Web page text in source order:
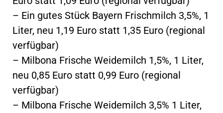
– Ein gutes Stück Bayern Frischmilch 3,5%, 1
Liter, neu 1,19 Euro statt 1,35 Euro (regional
verfügbar)
– Milbona Frische Weidemilch 1,5%, 1 Liter,
neu 0,85 Euro statt 0,99 Euro (regional
verfügbar)
– Milbona Frische Weidemilch 3,5% 1 Liter,